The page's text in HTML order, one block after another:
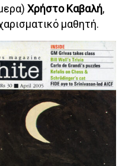
Χρήστο Καβαλή,
μαθητή.